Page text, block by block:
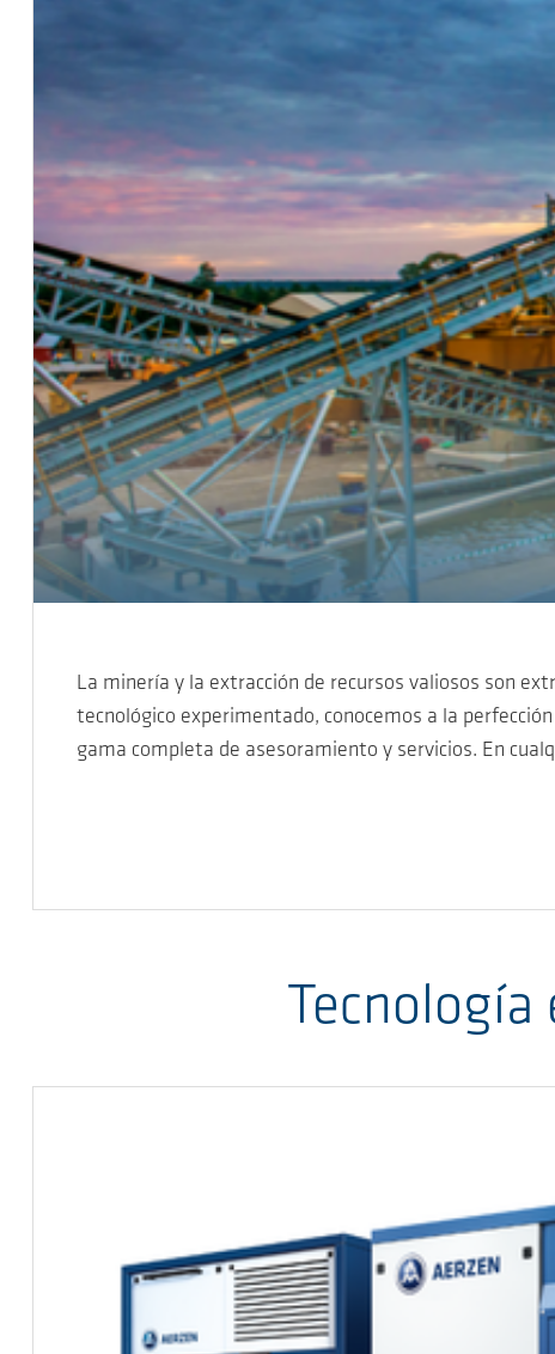
La minería y la extracción de recursos valiosos son
tecnológico experimentado, conocemos a la
gama completa de asesoramiento y servicios. En